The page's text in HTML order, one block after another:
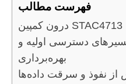
فهرست مطالب
درون کمپین STAC4713
دسترسی اولیه و
بهره‌برداری
از نفوذ و سرقت داده‌ها